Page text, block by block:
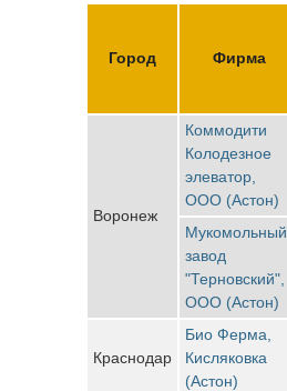
Город Фирма
Воронеж
Коммодити
Колодезное
элеватор,
ООО (Астон)
Мукомольный
завод
"Терновский",
ООО (Астон)
Краснодар
Био Ферма,
Кисляковка
(Астон)